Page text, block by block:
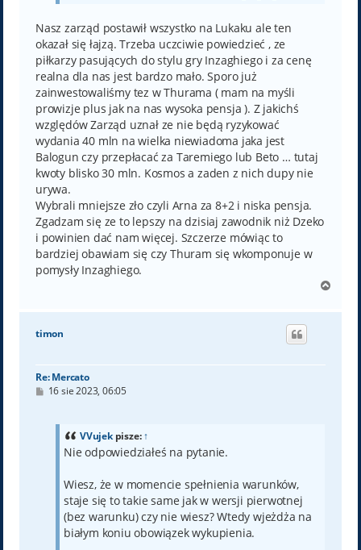
Nasz zarząd postawił wszystko na Lukaku ale ten
okazał się łajzą. Trzeba uczciwie powiedzieć , ze
piłkarzy pasujących do stylu gry Inzaghiego i za cenę
realna dla nas jest bardzo mało. Sporo już
zainwestowaliśmy tez w Thurama ( mam na myśli
prowizje plus jak na nas wysoka pensja ). Z jakichś
względów Zarząd uznał ze nie będą ryzykować
wydania 40 mln na wielka niewiadoma jaka jest
Balogun czy przepłacać za Taremiego lub Beto … tutaj
kwoty blisko 30 mln. Kosmos a zaden z nich dupy nie
urywa.
Wybrali mniejsze zło czyli Arna za 8+2 i niska pensja.
Zgadzam się ze to lepszy na dzisiaj zawodnik niż Dzeko
i powinien dać nam więcej. Szczerze mówiąc to
bardziej obawiam się czy Thuram się wkomponuje w
pomysły Inzaghiego.
g
timon
Re: Mercato
P16 sie 2023, 06:05
VVujekpisze:↑
Nie odpowiedziałeś na pytanie.
Wiesz, że w momencie spełnienia warunków,
staje się to takie same jak w wersji pierwotnej
(bez warunku) czy nie wiesz? Wtedy wjeżdża na
białym koniu obowiązek wykupienia.